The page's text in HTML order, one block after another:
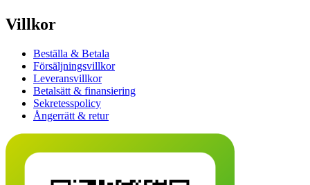
Villkor
Beställa & Betala
Försäljningsvillkor
Leveransvillkor
Betalsätt & finansiering
Sekretesspolicy
Ångerrätt & retur